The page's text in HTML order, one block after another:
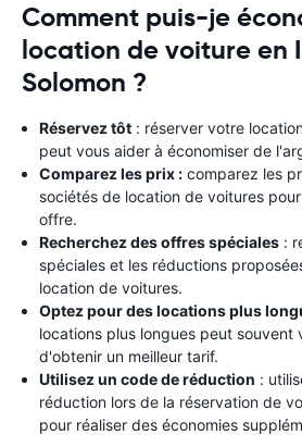
Comment puis-je
location de voiture en
Solomon ?
Réservez tôt : réserver votre
peut vous aider à économiser de
Comparez les prix : comparez les
sociétés de location de voitures
offre.
Recherchez des offres spéciales :
spéciales et les réductions
location de voitures.
Optez pour des locations plus
locations plus longues peut souvent
d'obtenir un meilleur tarif.
Utilisez un code de réduction :
réduction lors de la réservation de
pour réaliser des économies